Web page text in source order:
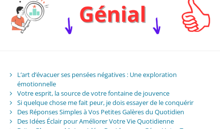
L’art d’évacuer ses pensées négatives : Une exploration
émotionnelle
Votre esprit, la source de votre fontaine de jouvence
Si quelque chose me fait peur, je dois essayer de le conquérir
Des Réponses Simples à Vos Petites Galères du Quotidien
Des Idées Éclair pour Améliorer Votre Vie Quotidienne